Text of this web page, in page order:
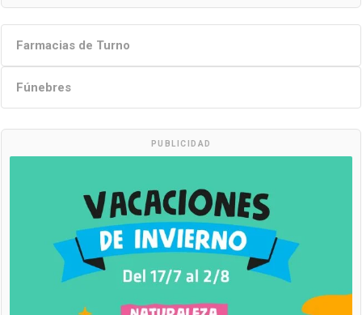
Farmacias de Turno
Fúnebres
PUBLICIDAD